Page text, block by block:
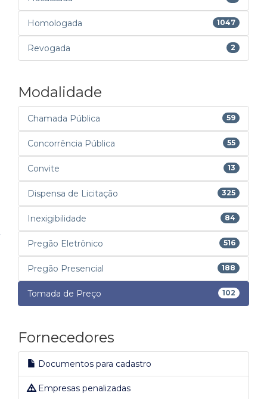
Homologada 1047
Revogada 2
Modalidade
Chamada Pública 59
Concorrência Pública 55
Convite 13
Dispensa de Licitação 325
Inexigibilidade 84
Pregão Eletrônico 516
Pregão Presencial 188
Tomada de Preço 102
Fornecedores
Documentos para cadastro
Empresas penalizadas